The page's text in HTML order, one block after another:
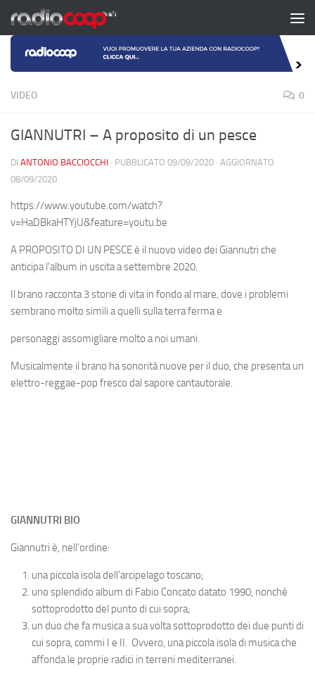
Salta al contenuto
VIDEO 0
GIANNUTRI – A proposito di un pesce
DI ANTONIO BACCIOCCHI · PUBBLICATO 09/09/2020 · AGGIORNATO
08/09/2020
https://www.youtube.com/watch?
v=HaDBkaHTYjU&feature=youtu.be
A PROPOSITO DI UN PESCE è il nuovo video dei Giannutri che
anticipa l’album in uscita a settembre 2020.
Il brano racconta 3 storie di vita in fondo al mare, dove i problemi
sembrano molto simili a quelli sulla terra ferma e
personaggi assomigliare molto a noi umani.
Musicalmente il brano ha sonorità nuove per il duo, che presenta un
elettro-reggae-pop fresco dal sapore cantautorale.
GIANNUTRI BIO
Giannutri è, nell’ordine:
una piccola isola dell’arcipelago toscano;
uno splendido album di Fabio Concato datato 1990, nonché
sottoprodotto del punto di cui sopra;
un duo che fa musica a sua volta sottoprodotto dei due punti di
cui sopra, commi I e II. Ovvero, una piccola isola di musica che
affonda le proprie radici in terreni mediterranei.